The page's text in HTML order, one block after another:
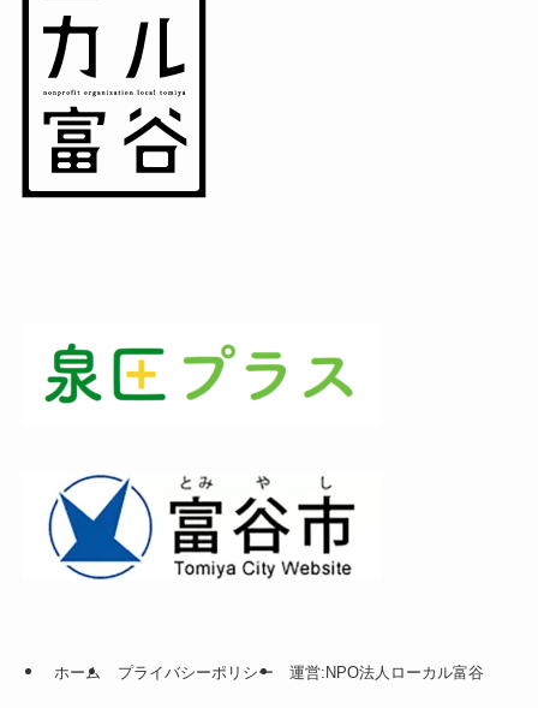
ホーム プライバシーポリシー 運営:NPO法人ローカル富谷